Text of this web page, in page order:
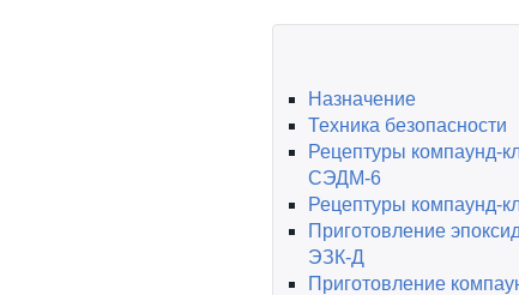
Назначение
Техника безопасности
Рецептуры компаунд-
СЭДМ-6
Рецептуры компаунд-
Приготовление
ЭЗК-Д
Приготовление